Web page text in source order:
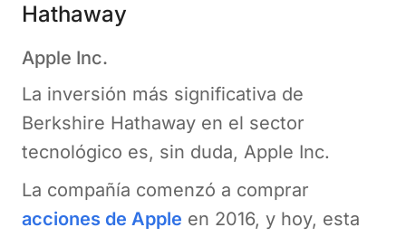
Hathaway
Apple Inc.
La inversión más significativa de
Berkshire Hathaway en el sector
tecnológico es, sin duda, Apple Inc.
La compañía comenzó a comprar
acciones de Apple en 2016, y hoy, esta